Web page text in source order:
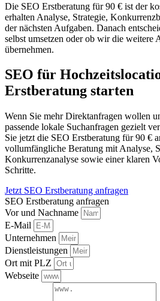
Die SEO Erstberatung für 90 € ist der
erhalten Analyse, Strategie,
der nächsten Aufgaben. Danach
selbst umsetzen oder ob wir die weitere
übernehmen.
SEO für
Erstberatung starten
Wenn Sie mehr Direktanfragen wollen
passende lokale Suchanfragen gezielt
Sie jetzt die SEO Erstberatung für 90 €
vollumfängliche Beratung mit Analyse,
Konkurrenzanalyse sowie einer klaren
Schritte.
Jetzt SEO Erstberatung anfragen
SEO Erstberatung anfragen
Vor und Nachname
E-Mail
Unternehmen
Dienstleistungen
Ort mit PLZ
Webseite